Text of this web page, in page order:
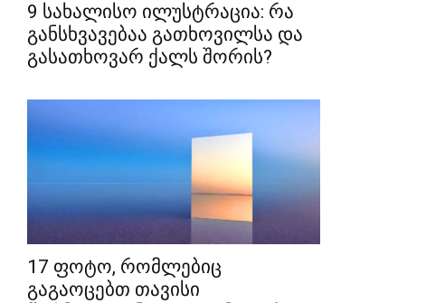
9 სახალისო ილუსტრაცია: რა
განსხვავებაა გათხოვილსა და
გასათხოვარ ქალს შორის?
17 ფოტო, რომლებიც
გაგაოცებთ თავისი